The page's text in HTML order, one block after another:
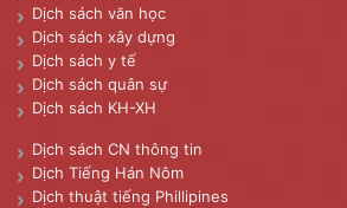
Dịch sách văn học
Dịch sách xây dựng
Dịch sách y tế
Dịch sách quân sự
Dịch sách KH-XH
Dịch sách CN thông tin
Dịch Tiếng Hán Nôm
Dịch thuật tiếng Phillipines